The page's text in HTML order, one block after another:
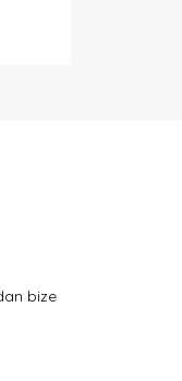
bize